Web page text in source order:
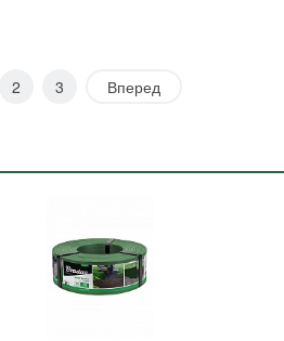
2 3 Вперед